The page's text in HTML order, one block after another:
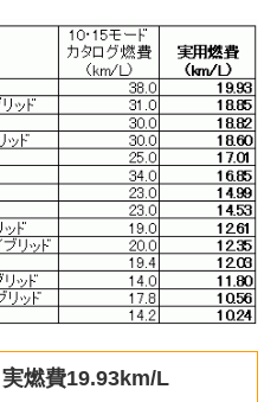
燃費19.93km/L